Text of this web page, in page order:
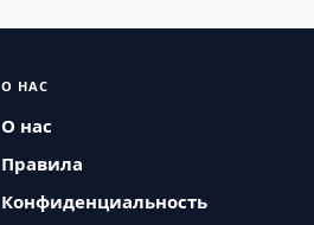
О НАС
О нас
Правила
Конфиденциальность